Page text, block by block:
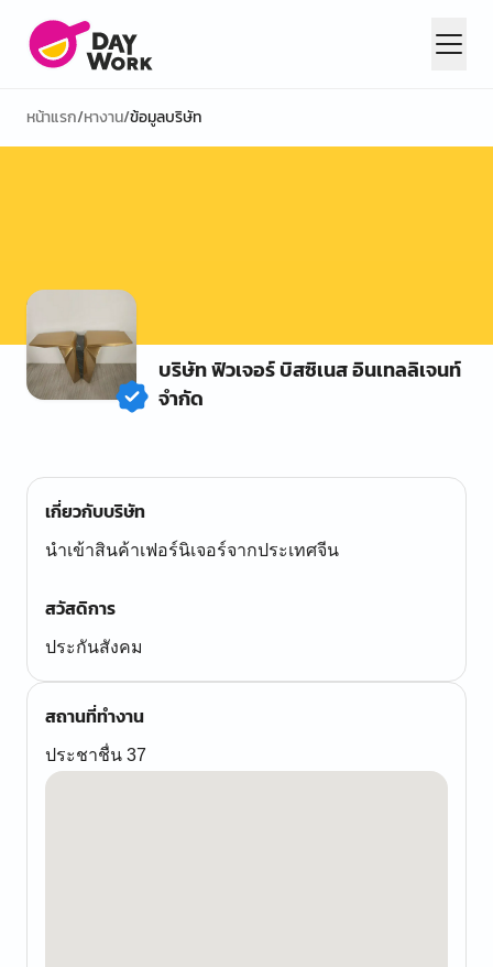
หน้าแรก/หางาน/ข้อมูลบริษัท
บริษัท ฟิวเจอร์ บิสซิเนส อินเทลลิเจนท์
จำกัด
เกี่ยวกับบริษัท
นำเข้าสินค้าเฟอร์นิเจอร์จากประเทศจีน
สวัสดิการ
ประกันสังคม
สถานที่ทำงาน
ประชาชื่น 37